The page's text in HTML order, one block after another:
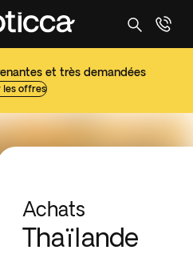
et très demandées
les offres
Achats
Thaïlande